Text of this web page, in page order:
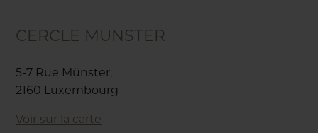
CERCLE MUNSTER
5-7 Rue Münster,
2160 Luxembourg
Voir sur la carte